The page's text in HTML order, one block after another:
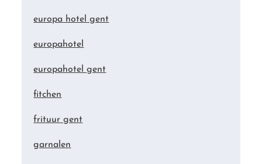
europa hotel gent
europahotel
europahotel gent
fitchen
frituur gent
garnalen